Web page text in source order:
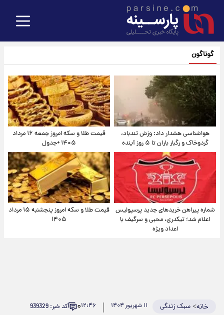
گوناگون
هواشناسی هشدار داد: وزش تندباد،
گردوخاک و رگبار باران تا ۵ روز آینده
قیمت طلا و سکه امروز جمعه ۱۶ مرداد
۱۴۰۵ +جدول
شماره پیراهن خریدهای جدید پرسپولیس
اعلام شد؛ تیکدری، محبی و سرگیف با
اعداد ویژه
قیمت طلا و سکه امروز پنجشنبه ۱۵ مرداد
۱۴۰۵
خانه>سبک زندگی ۱۱ شهریور ۱۴۰۴ ۱۲:۴۶۰ کد خبر: 939329